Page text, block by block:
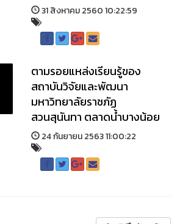
31 สิงหาคม 2560 10:22:59
ตามรอยแหล่งเรียนรู้ของ
สถาบันวิจัยและพัฒนา
มหาวิทยาลัยราชภัฏ
สวนสุนันทา ตลาดน้ำบางน้อย
24 กันยายน 2563 11:00:22